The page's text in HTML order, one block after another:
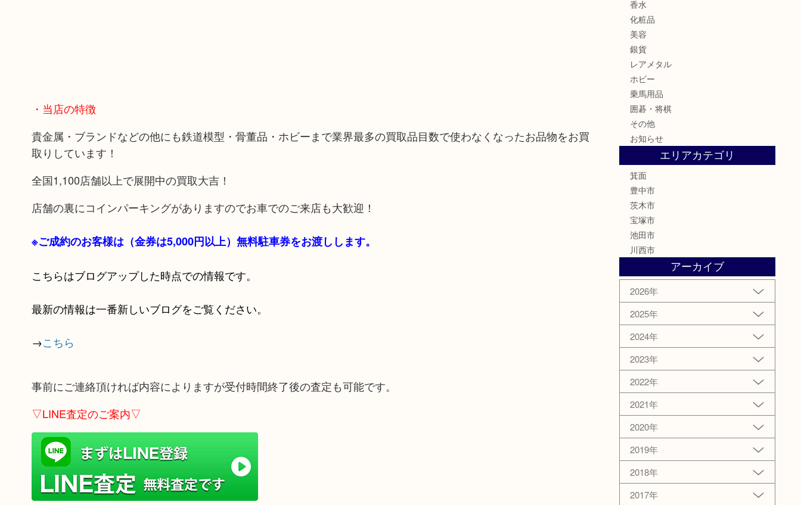
・当店の特徴
貴金属・ブランドなどの他にも鉄道模型・骨董品・ホビーまで業界最多の買取品目数で使わなくなったお品物をお買
取りしています！
全国1,100店舗以上で展開中の買取大吉！
店舗の裏にコインパーキングがありますのでお車でのご来店も大歓迎！
※ご成約のお客様は（金券は5,000円以上）無料駐車券をお渡しします。
こちらはブログアップした時点での情報です。
最新の情報は一番新しいブログをご覧ください。
→こちら
事前にご連絡頂ければ内容によりますが受付時間終了後の査定も可能です。
▽LINE査定のご案内▽
香水
化粧品
美容
銀貨
レアメタル
ホビー
乗馬用品
囲碁・将棋
その他
お知らせ
エリアカテゴリ
箕面
豊中市
茨木市
宝塚市
池田市
川西市
アーカイブ
2026年
2025年
2024年
2023年
2022年
2021年
2020年
2019年
2018年
2017年